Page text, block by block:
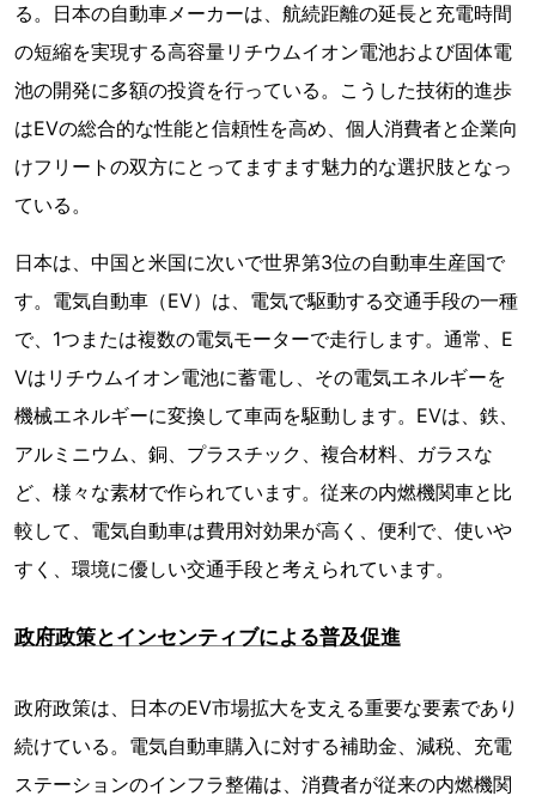
る。日本の自動車メーカーは、航続距離の延長と充電時間
の短縮を実現する高容量リチウムイオン電池および固体電
池の開発に多額の投資を行っている。こうした技術的進歩
はEVの総合的な性能と信頼性を高め、個人消費者と企業向
けフリートの双方にとってますます魅力的な選択肢となっ
ている。
日本は、中国と米国に次いで世界第3位の自動車生産国で
す。電気自動車（EV）は、電気で駆動する交通手段の一種
で、1つまたは複数の電気モーターで走行します。通常、E
Vはリチウムイオン電池に蓄電し、その電気エネルギーを
機械エネルギーに変換して車両を駆動します。EVは、鉄、
アルミニウム、銅、プラスチック、複合材料、ガラスな
ど、様々な素材で作られています。従来の内燃機関車と比
較して、電気自動車は費用対効果が高く、便利で、使いや
すく、環境に優しい交通手段と考えられています。
政府政策とインセンティブによる普及促進
政府政策は、日本のEV市場拡大を支える重要な要素であり
続けている。電気自動車購入に対する補助金、減税、充電
ステーションのインフラ整備は、消費者が従来の内燃機関